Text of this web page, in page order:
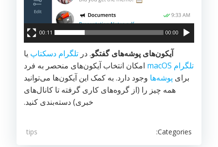
00:00
00:11
آیکون‌های پوشه‌های گفتگو. در ‌ تلگرام دسکتاپ یا
تلگرام macOS
امکان انتخاب آیکون‌های منحصر به فرد
‌برای پوشه‌ها وجود دارد. به کمک این آیکون‌ها می‌توانید
همه چیز را (از گروه‌های کاری گرفته تا کانال‌های
خبری) دسته‌بندی کنید.
Categories:
tips